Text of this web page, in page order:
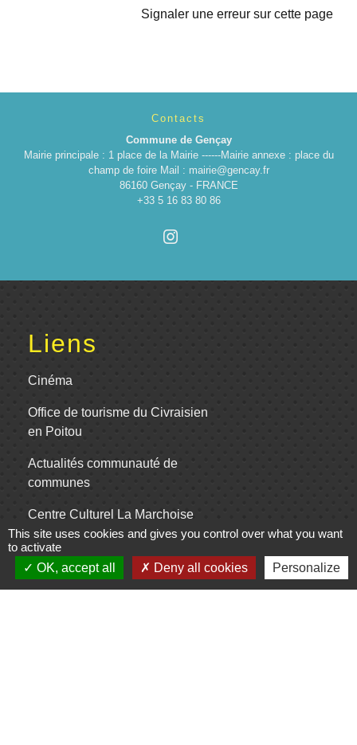
Signaler une erreur sur cette page
Contacts
Commune de Gençay
Mairie principale : 1 place de la Mairie ------Mairie annexe : place du
champ de foire Mail : mairie@gencay.fr
86160 Gençay - FRANCE
+33 5 16 83 80 86
Liens
Cinéma
Office de tourisme du Civraisien
en Poitou
Actualités communauté de
communes
Centre Culturel La Marchoise
C.P.A. Lathus
This site uses cookies and gives you control over what you want
to activate
OK, accept all
Deny all cookies Personalize